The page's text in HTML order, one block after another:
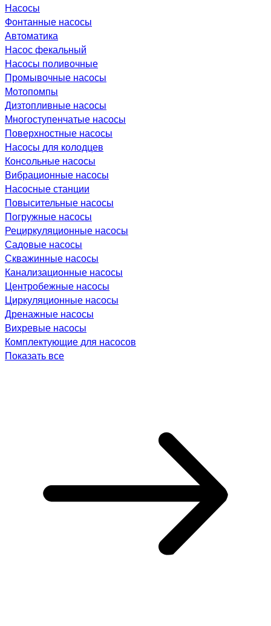
Насосы
Фонтанные насосы
Автоматика
Насос фекальный
Насосы поливочные
Промывочные насосы
Мотопомпы
Дизтопливные насосы
Многоступенчатые насосы
Поверхностные насосы
Насосы для колодцев
Консольные насосы
Вибрационные насосы
Насосные станции
Повысительные насосы
Погружные насосы
Рециркуляционные насосы
Садовые насосы
Скважинные насосы
Канализационные насосы
Центробежные насосы
Циркуляционные насосы
Дренажные насосы
Вихревые насосы
Комплектующие для насосов
Показать все